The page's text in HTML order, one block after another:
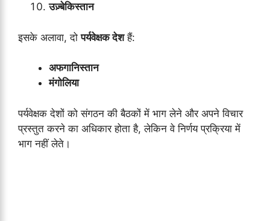
उज़्बेकिस्तान
इसके अलावा, दोपर्यवेक्षक देशहैं:
अफगानिस्तान
मंगोलिया
पर्यवेक्षक देशों को संगठन की बैठकों में भाग लेने और अपने विचार
प्रस्तुत करने का अधिकार होता है, लेकिन वे निर्णय प्रक्रिया में
भाग नहीं लेते।